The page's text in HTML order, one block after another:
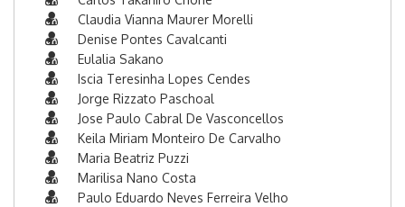
Claudia Vianna Maurer Morelli
Denise Pontes Cavalcanti
Eulalia Sakano
Iscia Teresinha Lopes Cendes
Jorge Rizzato Paschoal
Jose Paulo Cabral De Vasconcellos
Keila Miriam Monteiro De Carvalho
Maria Beatriz Puzzi
Marilisa Nano Costa
Paulo Eduardo Neves Ferreira Velho